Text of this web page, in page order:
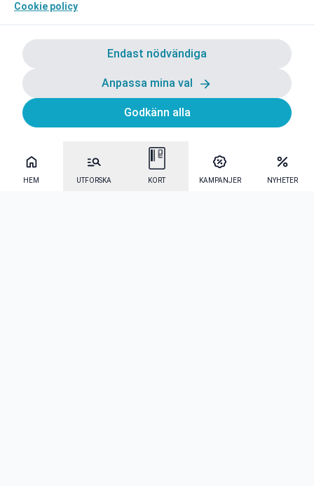
HEM UTFORSKA KORT KAMPANJER NYHETER
Cookie policy
Endast nödvändiga
Anpassa mina val
Godkänn alla